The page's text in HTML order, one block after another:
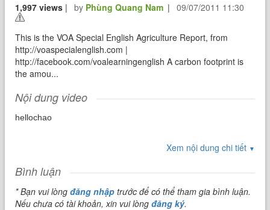
1,997 views | by Phùng Quang Nam | 09/07/2011 11:30
This is the VOA Special English Agriculture Report, from
http://voaspecialenglish.com |
http://facebook.com/voalearningenglish A carbon footprint is
the amou...
Nội dung video
hellochao
Xem nội dung chi tiết ▼
Bình luận
* Bạn vui lòngđăng nhập trước để có thể tham gia bình luận.
Nếu chưa có tài khoản, xin vui lòngđăng ký.